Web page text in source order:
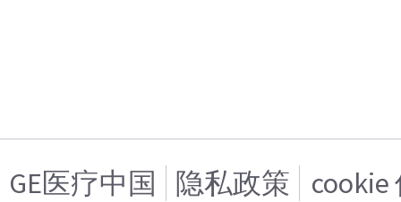
GE医疗中国 隐私政策 cookie